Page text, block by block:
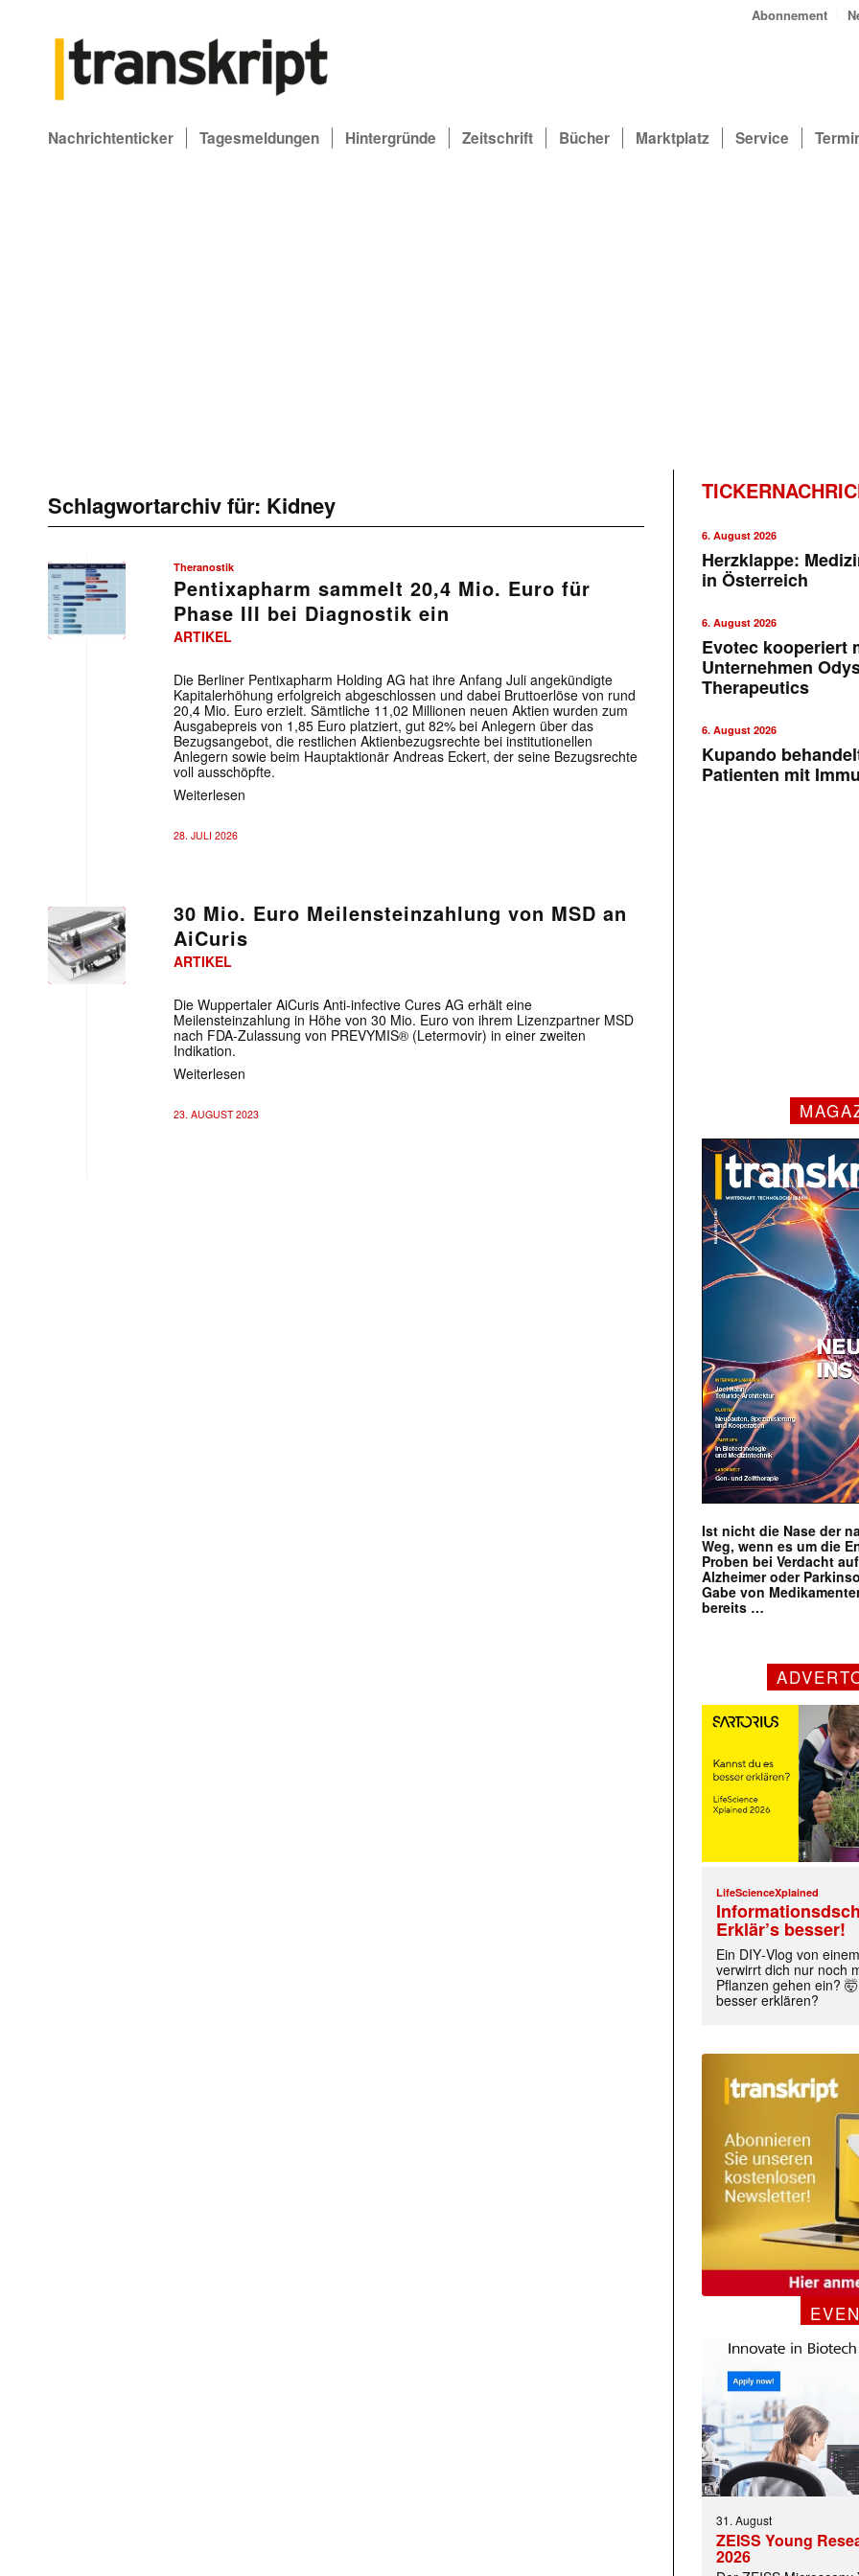
Abonnement
Nachrichtenticker Tagesmeldungen Hintergründe Zeitschrift Bücher Marktplatz Service
Schlagwortarchiv für: Kidney
Theranostik
Pentixapharm sammelt 20,4 Mio. Euro für
Phase III bei Diagnostik ein
ARTIKEL
Die Berliner Pentixapharm Holding AG hat ihre Anfang Juli angekündigte
Kapitalerhöhung erfolgreich abgeschlossen und dabei Bruttoerlöse von rund
20,4 Mio. Euro erzielt. Sämtliche 11,02 Millionen neuen Aktien wurden zum
Ausgabepreis von 1,85 Euro platziert, gut 82% bei Anlegern über das
Bezugsangebot, die restlichen Aktienbezugsrechte bei institutionellen
Anlegern sowie beim Hauptaktionär Andreas Eckert, der seine Bezugsrechte
voll ausschöpfte.
Weiterlesen
28. JULI 2026
30 Mio. Euro Meilensteinzahlung von MSD an
AiCuris
ARTIKEL
Die Wuppertaler AiCuris Anti-infective Cures AG erhält eine
Meilensteinzahlung in Höhe von 30 Mio. Euro von ihrem Lizenzpartner MSD
nach FDA-Zulassung von PREVYMIS® (Letermovir) in einer zweiten
Indikation.
Weiterlesen
23. AUGUST 2023
6. August 2026
Herzklappe:
in Österreich
6. August 2026
Evotec kooperiert
Unternehmen
Therapeutics
6. August 2026
Kupando
Patienten mit
Ist nicht die Nase der
Weg, wenn es um die
Proben bei Verdacht
Alzheimer oder
Gabe von
bereits …
LifeScienceXplained
Erklär’s besser!
Ein DIY‑Vlog von
verwirrt dich nur noch
Pflanzen gehen ein?
besser erklären?
31. August
ZEISS Young
2026